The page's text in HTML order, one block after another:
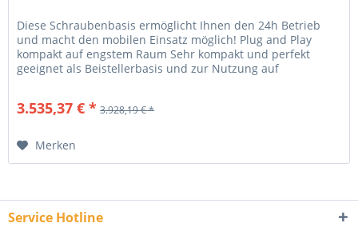
Diese Schraubenbasis ermöglicht Ihnen den 24h Betrieb
und macht den mobilen Einsatz möglich! Plug and Play
kompakt auf engstem Raum Sehr kompakt und perfekt
geeignet als Beistellerbasis und zur Nutzung auf
3.535,37 € * 3.928,19 € *
Merken
Service Hotline